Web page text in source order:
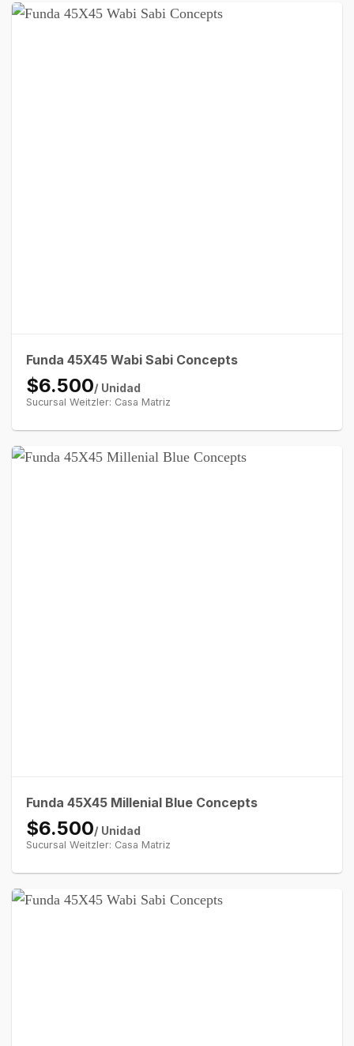
Funda 45X45 Wabi Sabi Concepts
$6.500/ Unidad
Sucursal Weitzler: Casa Matriz
Funda 45X45 Millenial Blue Concepts
$6.500/ Unidad
Sucursal Weitzler: Casa Matriz